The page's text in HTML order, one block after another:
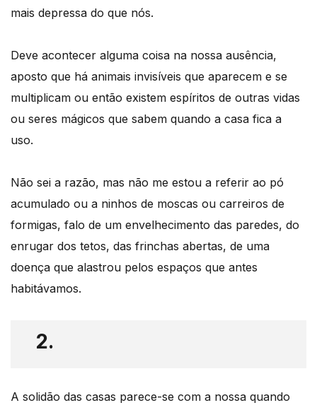
mais depressa do que nós.
Deve acontecer alguma coisa na nossa ausência,
aposto que há animais invisíveis que aparecem e se
multiplicam ou então existem espíritos de outras vidas
ou seres mágicos que sabem quando a casa fica a
uso.
Não sei a razão, mas não me estou a referir ao pó
acumulado ou a ninhos de moscas ou carreiros de
formigas, falo de um envelhecimento das paredes, do
enrugar dos tetos, das frinchas abertas, de uma
doença que alastrou pelos espaços que antes
habitávamos.
2.
A solidão das casas parece-se com a nossa quando